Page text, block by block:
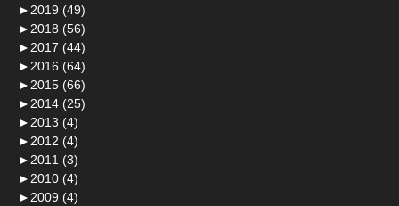
► 2019 (49)
► 2018 (56)
► 2017 (44)
► 2016 (64)
► 2015 (66)
► 2014 (25)
► 2013 (4)
► 2012 (4)
► 2011 (3)
► 2010 (4)
► 2009 (4)